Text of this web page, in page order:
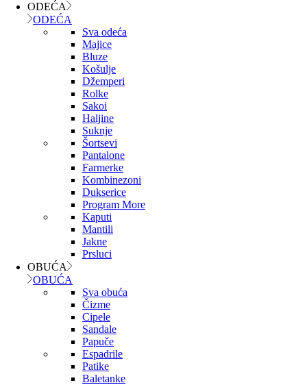
ODEĆA
ODEĆA
Sva odeća
Majice
Bluze
Košulje
Džemperi
Rolke
Sakoi
Haljine
Suknje
Šortsevi
Pantalone
Farmerke
Kombinezoni
Dukserice
Program More
Kaputi
Mantili
Jakne
Prsluci
OBUĆA
OBUĆA
Sva obuća
Čizme
Cipele
Sandale
Papuče
Espadrile
Patike
Baletanke